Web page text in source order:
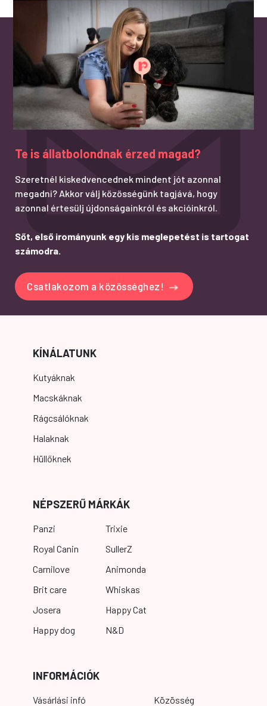
Te is állatbolondnak érzed magad?
Szeretnél kiskedvencednek mindent jót azonnal
megadni? Akkor válj közösségünk tagjává, hogy
azonnal értesülj újdonságainkról és akcióinkról.
Sőt, első irományunk egy kis meglepetést is tartogat
számodra.
Csatlakozom a közösséghez!
KÍNÁLATUNK
Kutyáknak
Macskáknak
Rágcsálóknak
Halaknak
Hüllőknek
NÉPSZERŰ MÁRKÁK
Panzi
Royal Canin
Carnilove
Brit care
Josera
Happy dog
Trixie
SullerZ
Animonda
Whiskas
Happy Cat
N&D
INFORMÁCIÓK
Vásárlási infó
Közösség